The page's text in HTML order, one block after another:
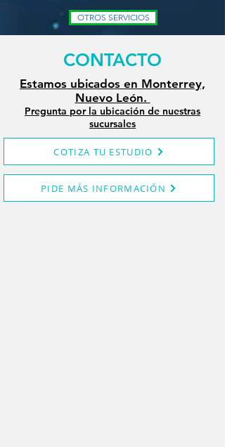
OTROS SERVICIOS
CONTACTO
Estamos ubicados en Monterrey,
Nuevo León.
Pregunta por la ubicación de nuestras
sucursales
COTIZA TU ESTUDIO
PIDE MÁS INFORMACIÓN